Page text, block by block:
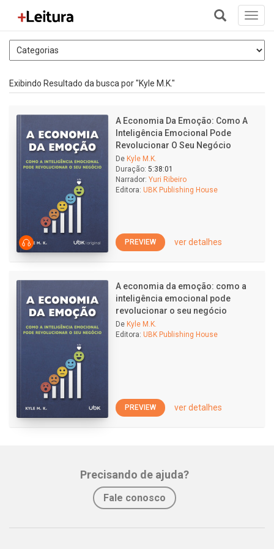
+
Exibindo Resultado da busca por "Kyle M.K."
A Economia Da Emoção: Como A
Inteligência Emocional Pode
Revolucionar O Seu Negócio
De Kyle M.K.
Duração: 5:38:01
Narrador: Yuri Ribeiro
Editora: UBK Publishing House
PREVIEW ver detalhes
A economia da emoção: como a
inteligência emocional pode
revolucionar o seu negócio
De Kyle M.K.
Editora: UBK Publishing House
PREVIEW ver detalhes
Precisando de ajuda?
Fale conosco